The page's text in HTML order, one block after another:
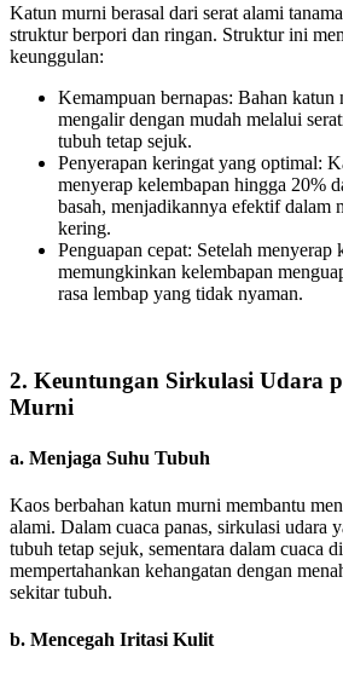
Katun murni berasal dari serat alami
struktur berpori dan ringan. Struktur ini
keunggulan:
Kemampuan bernapas: Bahan katun
mengalir dengan mudah melalui
tubuh tetap sejuk.
Penyerapan keringat yang optimal:
menyerap kelembapan hingga 20%
basah, menjadikannya efektif dalam
kering.
Penguapan cepat: Setelah menyerap
memungkinkan kelembapan
rasa lembap yang tidak nyaman.
2. Keuntungan Sirkulasi Udara
Murni
a. Menjaga Suhu Tubuh
Kaos berbahan katun murni membantu
alami. Dalam cuaca panas, sirkulasi udara
tubuh tetap sejuk, sementara dalam cuaca
mempertahankan kehangatan dengan
sekitar tubuh.
b. Mencegah Iritasi Kulit